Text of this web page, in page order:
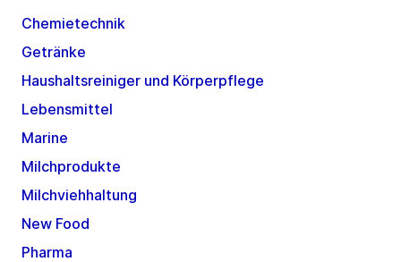
Chemietechnik
Getränke
Haushaltsreiniger und Körperpflege
Lebensmittel
Marine
Milchprodukte
Milchviehhaltung
New Food
Pharma